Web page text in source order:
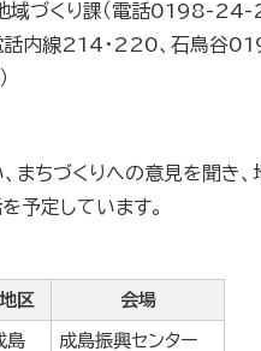
地域づくり課（電話0198-
内線214・220、石鳥谷
まちづくりへの意見を聞き
予定しています。
地区 会場
島 成島振興センター